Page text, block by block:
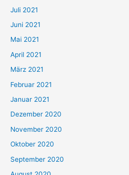
a
c
h
:
Juli 2021
Juni 2021
Mai 2021
April 2021
März 2021
Februar 2021
Januar 2021
Dezember 2020
November 2020
Oktober 2020
September 2020